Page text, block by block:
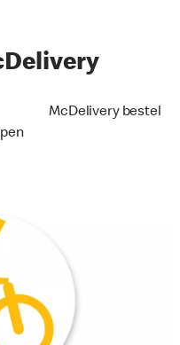
bestel